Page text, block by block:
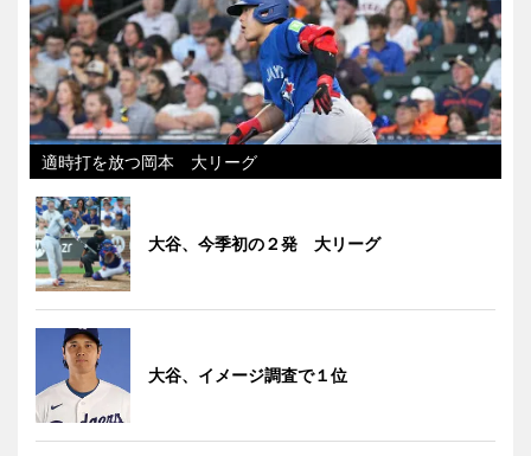
適時打を放つ岡本 大リーグ
大谷、今季初の２発 大リーグ
大谷、イメージ調査で１位